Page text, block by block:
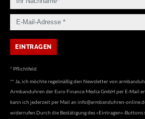
* Pflichtfeld
** Ja, ich möchte regelmäßig den Newsletter von
Armbanduhren der Euro Finance Media GmbH per E-Mail
kann ich jederzeit per Mail an info@armbanduhren-
widerrufen.Durch die Bestätigung des «Eintragen»-Buttons